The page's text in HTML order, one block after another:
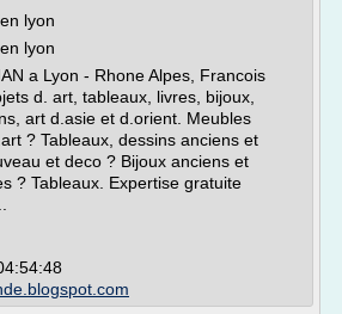
lyon
lyon
a Lyon - Rhone Alpes, Francois
d. art, tableaux, livres, bijoux,
art d.asie et d.orient. Meubles
? Tableaux, dessins anciens et
et deco ? Bijoux anciens et
? Tableaux. Expertise gratuite